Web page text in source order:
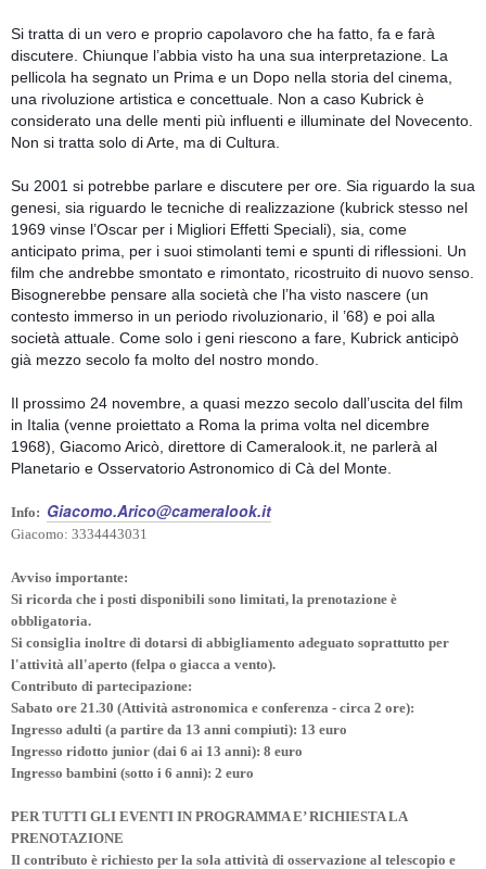
Si tratta di un vero e proprio capolavoro che ha fatto, fa e farà
discutere. Chiunque l’abbia visto ha una sua interpretazione. La
pellicola ha segnato un Prima e un Dopo nella storia del cinema,
una rivoluzione artistica e concettuale. Non a caso Kubrick è
considerato una delle menti più influenti e illuminate del Novecento.
Non si tratta solo di Arte, ma di Cultura.
Su 2001 si potrebbe parlare e discutere per ore. Sia riguardo la sua
genesi, sia riguardo le tecniche di realizzazione (kubrick stesso nel
1969 vinse l’Oscar per i Migliori Effetti Speciali), sia, come
anticipato prima, per i suoi stimolanti temi e spunti di riflessioni. Un
film che andrebbe smontato e rimontato, ricostruito di nuovo senso.
Bisognerebbe pensare alla società che l’ha visto nascere (un
contesto immerso in un periodo rivoluzionario, il ’68) e poi alla
società attuale. Come solo i geni riescono a fare, Kubrick anticipò
già mezzo secolo fa molto del nostro mondo.
Il prossimo 24 novembre, a quasi mezzo secolo dall’uscita del film
in Italia (venne proiettato a Roma la prima volta nel dicembre
1968), Giacomo Aricò, direttore di Cameralook.it, ne parlerà al
Planetario e Osservatorio Astronomico di Cà del Monte.
Info: Giacomo.Arico@cameralook.it
Giacomo: 3334443031
Avviso importante:
Si ricorda che i posti disponibili sono limitati, la prenotazione è
obbligatoria.
Si consiglia inoltre di dotarsi di abbigliamento adeguato soprattutto per
l'attività all'aperto (felpa o giacca a vento).
Contributo di partecipazione:
Sabato ore 21.30 (Attività astronomica e conferenza - circa 2 ore):
Ingresso adulti (a partire da 13 anni compiuti): 13 euro
Ingresso ridotto junior (dai 6 ai 13 anni): 8 euro
Ingresso bambini (sotto i 6 anni): 2 euro
PER TUTTI GLI EVENTI IN PROGRAMMA E’ RICHIESTA LA
PRENOTAZIONE
Il contributo è richiesto per la sola attività di osservazione al telescopio e